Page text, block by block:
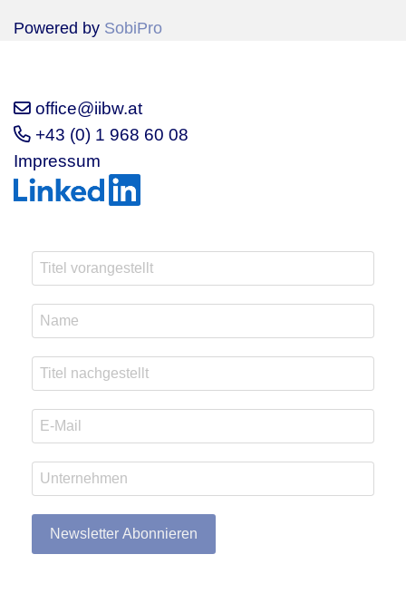
Powered by SobiPro
office@iibw.at
+43 (0) 1 968 60 08
Impressum
Newsletter Abonnieren